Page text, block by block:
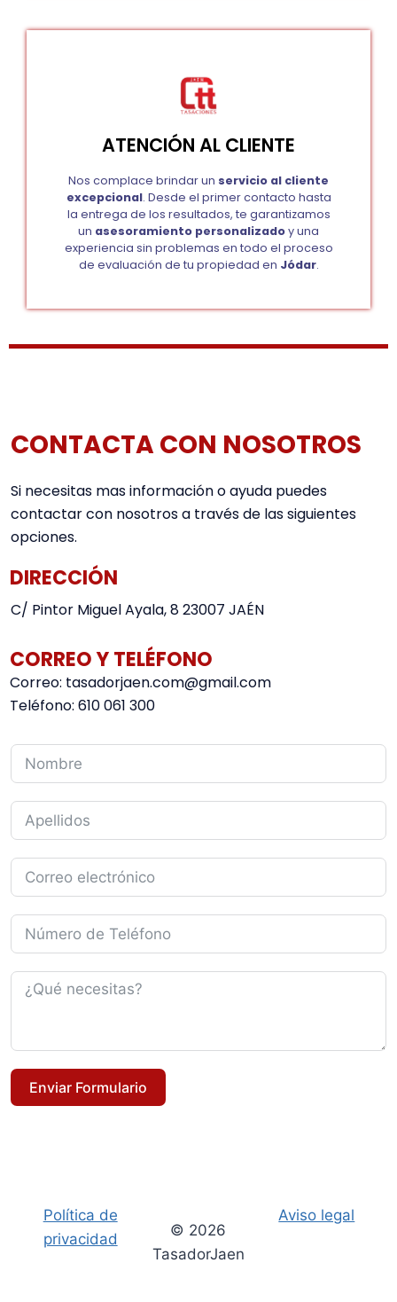
ATENCIÓN AL CLIENTE
Nos complace brindar un servicio al cliente
excepcional. Desde el primer contacto hasta
la entrega de los resultados, te garantizamos
un asesoramiento personalizadoy una
experiencia sin problemas en todo el proceso
de evaluación de tu propiedad en Jódar.
CONTACTA CON NOSOTROS
Si necesitas mas información o ayuda puedes
contactar con nosotros a través de las siguientes
opciones.
DIRECCIÓN
C/ Pintor Miguel Ayala, 8 23007 JAÉN
CORREO Y TELÉFONO
Correo: tasadorjaen.com@gmail.com
Teléfono: 610 061 300
Enviar Formulario
Política de
privacidad
© 2026
TasadorJaen
Aviso legal